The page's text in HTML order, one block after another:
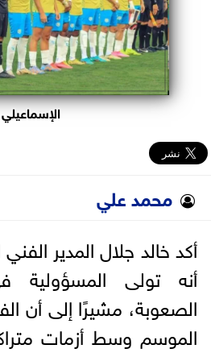
الإسماعيلي
محمد علي
أكد خالد جلال المدير
أنه تولى
الصعوبة، مشيرًا إلى أن
الموسم وسط أزمات